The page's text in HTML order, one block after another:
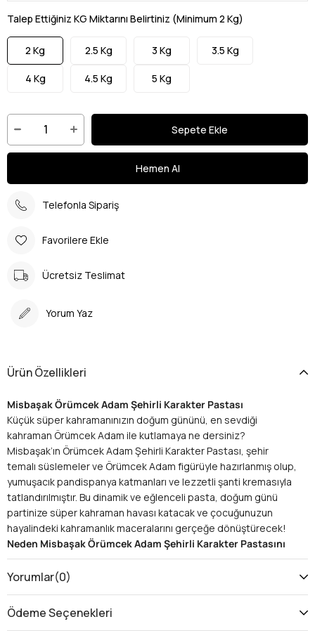
Talep Ettiğiniz KG Miktarını Belirtiniz (Minimum 2 Kg)
2 Kg 2.5 Kg 3 Kg 3.5 Kg
4 Kg 4.5 Kg 5 Kg
Telefonla Sipariş
Favorilere Ekle
Ücretsiz Teslimat
Yorum Yaz
Ürün Özellikleri
Misbaşak Örümcek Adam Şehirli Karakter Pastası
Küçük süper kahramanınızın doğum gününü, en sevdiği
kahraman Örümcek Adam ile kutlamaya ne dersiniz?
Misbaşak’ın Örümcek Adam Şehirli Karakter Pastası, şehir
temalı süslemeler ve Örümcek Adam figürüyle hazırlanmış olup,
yumuşacık pandispanya katmanları ve lezzetli şanti kremasıyla
tatlandırılmıştır. Bu dinamik ve eğlenceli pasta, doğum günü
partinize süper kahraman havası katacak ve çocuğunuzun
hayalindeki kahramanlık maceralarını gerçeğe dönüştürecek!
Neden Misbaşak Örümcek Adam Şehirli Karakter Pastasını
Seçmelisiniz?
Süper Kahraman Teması:
Misbaşak Kalitesi:
Yorumlar(0)
Ödeme Seçenekleri